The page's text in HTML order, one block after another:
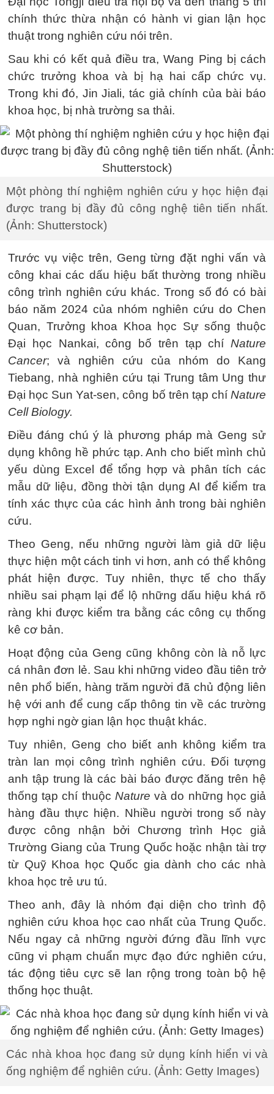
chính thức thừa nhận có hành vi gian lận học
thuật trong nghiên cứu nói trên.
Sau khi có kết quả điều tra, Wang Ping bị cách
chức trưởng khoa và bị hạ hai cấp chức vụ.
Trong khi đó, Jin Jiali, tác giả chính của bài báo
khoa học, bị nhà trường sa thải.
Một phòng thí nghiệm nghiên cứu y học hiện đại
được trang bị đầy đủ công nghệ tiên tiến nhất.
(Ảnh: Shutterstock)
Trước vụ việc trên, Geng từng đặt nghi vấn và
công khai các dấu hiệu bất thường trong nhiều
công trình nghiên cứu khác. Trong số đó có bài
báo năm 2024 của nhóm nghiên cứu do Chen
Quan, Trưởng khoa Khoa học Sự sống thuộc
Đại học Nankai, công bố trên tạp chí Nature
Cancer; và nghiên cứu của nhóm do Kang
Tiebang, nhà nghiên cứu tại Trung tâm Ung thư
Đại học Sun Yat-sen, công bố trên tạp chí Nature
Cell Biology.
Điều đáng chú ý là phương pháp mà Geng sử
dụng không hề phức tạp. Anh cho biết mình chủ
yếu dùng Excel để tổng hợp và phân tích các
mẫu dữ liệu, đồng thời tận dụng AI để kiểm tra
tính xác thực của các hình ảnh trong bài nghiên
cứu.
Theo Geng, nếu những người làm giả dữ liệu
thực hiện một cách tinh vi hơn, anh có thể không
phát hiện được. Tuy nhiên, thực tế cho thấy
nhiều sai phạm lại để lộ những dấu hiệu khá rõ
ràng khi được kiểm tra bằng các công cụ thống
kê cơ bản.
Hoạt động của Geng cũng không còn là nỗ lực
cá nhân đơn lẻ. Sau khi những video đầu tiên trở
nên phổ biến, hàng trăm người đã chủ động liên
hệ với anh để cung cấp thông tin về các trường
hợp nghi ngờ gian lận học thuật khác.
Tuy nhiên, Geng cho biết anh không kiểm tra
tràn lan mọi công trình nghiên cứu. Đối tượng
anh tập trung là các bài báo được đăng trên hệ
thống tạp chí thuộc Nature và do những học giả
hàng đầu thực hiện. Nhiều người trong số này
được công nhận bởi Chương trình Học giả
Trường Giang của Trung Quốc hoặc nhận tài trợ
từ Quỹ Khoa học Quốc gia dành cho các nhà
khoa học trẻ ưu tú.
Theo anh, đây là nhóm đại diện cho trình độ
nghiên cứu khoa học cao nhất của Trung Quốc.
Nếu ngay cả những người đứng đầu lĩnh vực
cũng vi phạm chuẩn mực đạo đức nghiên cứu,
tác động tiêu cực sẽ lan rộng trong toàn bộ hệ
thống học thuật.
Các nhà khoa học đang sử dụng kính hiển vi và
ống nghiệm để nghiên cứu. (Ảnh: Getty Images)